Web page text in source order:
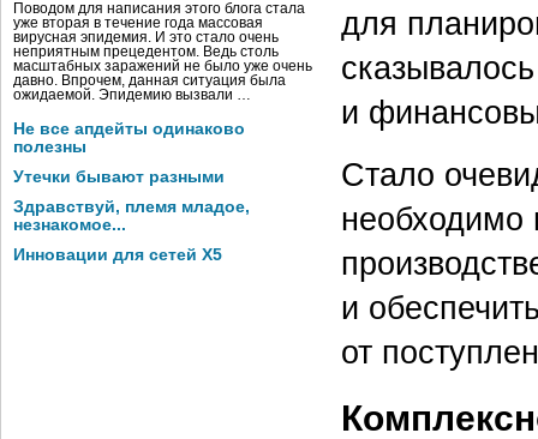
Поводом для написания этого блога стала
уже вторая в течение года массовая
вирусная эпидемия. И это стало очень
неприятным прецедентом. Ведь столь
масштабных заражений не было уже очень
давно. Впрочем, данная ситуация была
ожидаемой. Эпидемию вызвали …
Не все апдейты одинаково
полезны
Утечки бывают разными
Здравствуй, племя младое,
незнакомое...
Инновации для сетей X5
для
и
Стало
необходимо
и
от